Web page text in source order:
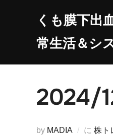
ツ
くも膜下出
常生活＆シ
2024/
by MADIA に 株ト